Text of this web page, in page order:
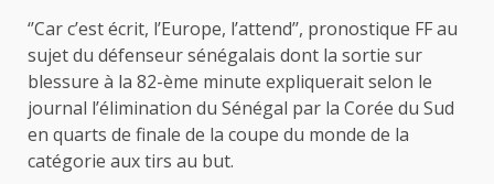
‘’Car c’est écrit, l’Europe, l’attend’’, pronostique FF au
sujet du défenseur sénégalais dont la sortie sur
blessure à la 82-ème minute expliquerait selon le
journal l’élimination du Sénégal par la Corée du Sud
en quarts de finale de la coupe du monde de la
catégorie aux tirs au but.